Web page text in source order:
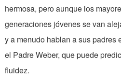
hermosa, pero aunque los
generaciones jóvenes se van
y a menudo hablan a sus padres
el Padre Weber, que puede
fluidez.